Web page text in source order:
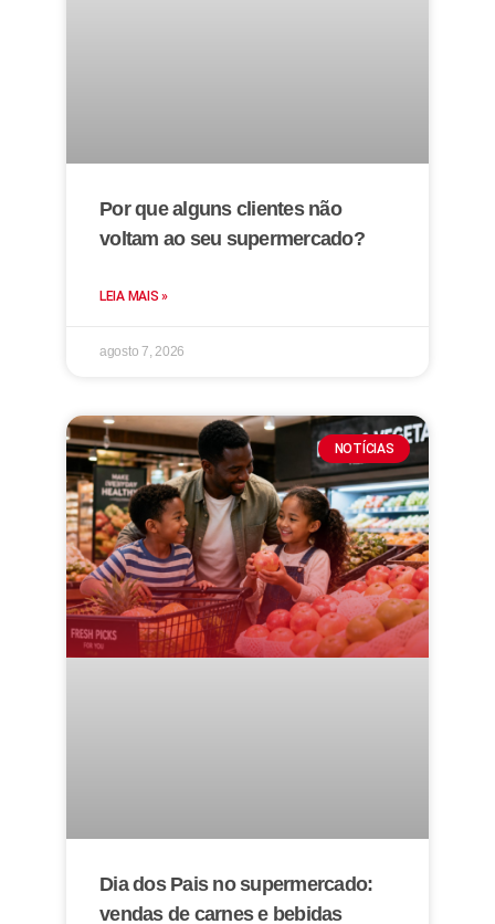
Por que alguns clientes não
voltam ao seu supermercado?
LEIA MAIS »
agosto 7, 2026
NOTÍCIAS
Dia dos Pais no supermercado:
vendas de carnes e bebidas